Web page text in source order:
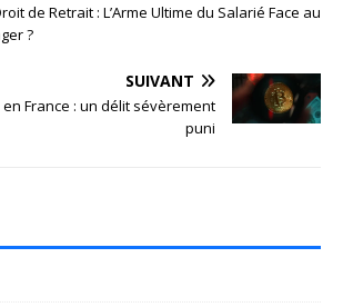
de Retrait : L’Arme Ultime du Salarié Face au
?
SUIVANT
France : un délit sévèrement
puni